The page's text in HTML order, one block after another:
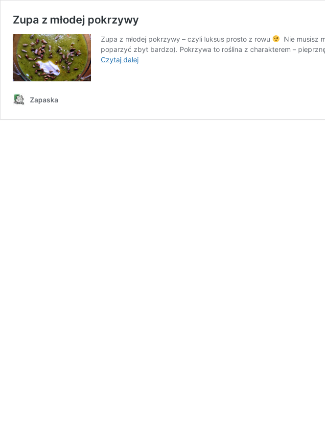
Zupa z młodej pokrzywy
Zupa z młodej pokrzywy – czyli luksus prosto z rowu
Nie musisz
poparzyć zbyt bardzo). Pokrzywa to roślina z charakterem –
Czytaj dalejZupa
Zapaska